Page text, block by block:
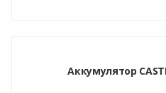
Аккумулятор